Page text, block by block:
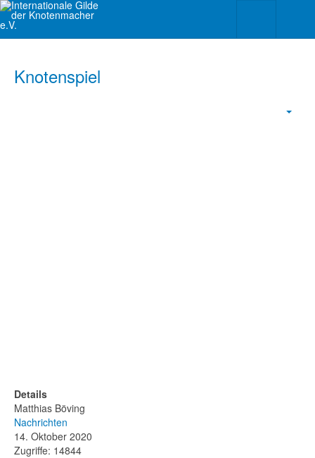
Knotenspiel
Details
Matthias Böving
Nachrichten
14. Oktober 2020
Zugriffe: 14844